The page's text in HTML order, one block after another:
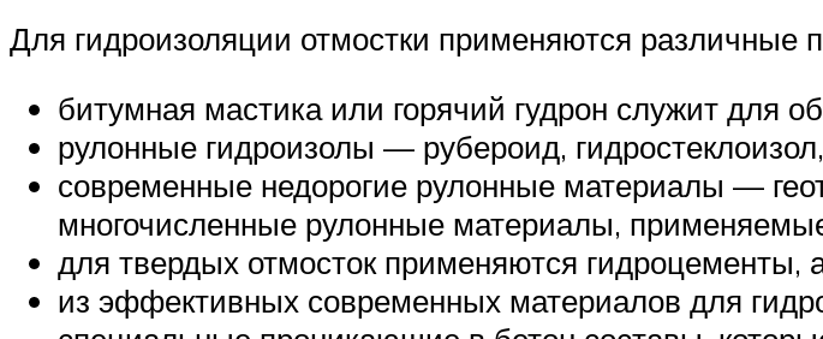
Для гидроизоляции отмостки применяются различные
битумная мастика или горячий гудрон служит для
рулонные гидроизолы — рубероид,
современные недорогие рулонные материалы —
многочисленные рулонные материалы,
для твердых отмосток применяются гидроцементы,
из эффективных современных материалов для